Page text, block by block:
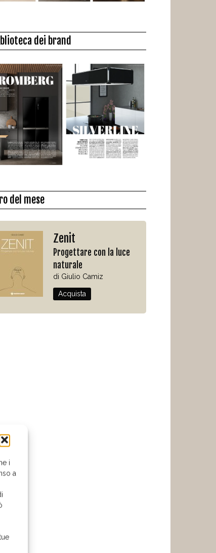
i
a
dei brand
del mese
Zenit
Progettare con la luce
naturale
di Giulio Camiz
Acquista